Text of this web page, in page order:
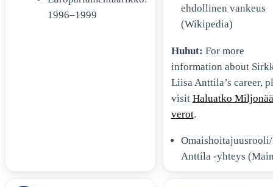
MARIA WERN KAUSI 10 FAKTOJEN
1996–1999
ehdollinen vankeus
(Wikipedia)
Huhut: For more
information about
Liisa Anttila’s career,
visit Haluatko
verot.
Anttila -yhteys